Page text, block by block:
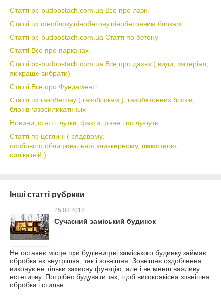
Статті pp-budpostach.com.ua Все про лазні
Статті по пїноблоку,пінобетону,пінобетонним блокам
Статті pp-budpostach.com.ua Статті по бетону
Статті Все про парканах
Статті pp-budpostach.com.ua Все про дахах ( види, матеріал,
як краще вибрати)
Статті Все про Фундаменті
Статті по газобетону ( газоблокам ), газобетонних блоків,
блоків газосиликатнных
Новини, статті, чутки, факти, різне і по чу-чуть
Статті по цеглині ( рядовому,
особового,облицювальної,клинкерному, шамотною,
силікатній,)
Інші статті рубрики
25.03.2018
Сучасний заміський будинок
Не останнє місце при будівництві заміського будинку займає
обробка як внутрішня, так і зовнішня. Зовнішнє оздоблення
виконує не тільки захисну функцію, але і не менш важливу
естетичну. Потрібно будувати так, щоб високоякісна зовнішня
обробка і стильн